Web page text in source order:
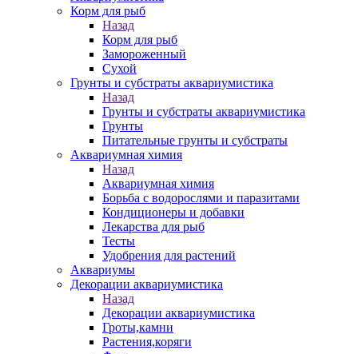
Корм для рыб
Назад
Корм для рыб
Замороженный
Сухой
Грунты и субстраты аквариумистика
Назад
Грунты и субстраты аквариумистика
Грунты
Питательные грунты и субстраты
Аквариумная химия
Назад
Аквариумная химия
Борьба с водорослями и паразитами
Кондиционеры и добавки
Лекарства для рыб
Тесты
Удобрения для растений
Аквариумы
Декорации аквариумистика
Назад
Декорации аквариумистика
Гроты,камни
Растения,коряги